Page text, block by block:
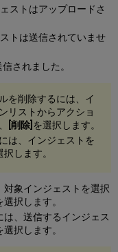
ストはアップロードさ
トは送信されていませ
されました。
を削除するには、イ
リストからアクショ
[削除] を選択します。
は、インジェストを
択します。
象インジェストを選択
選択します。
、送信するインジェス
選択します。